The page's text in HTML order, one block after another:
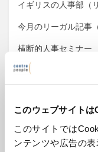
このウェブサイト
このサイトでは
ンテンツや広告の
イギリスの人事部（
今月のリーガル記事
横断的人事セミナー
ア
ー
カ